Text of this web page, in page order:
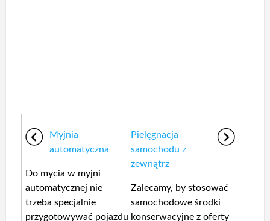
Myjnia
automatyczna
Do mycia w myjni
automatycznej nie
trzeba specjalnie
przygotowywać pojazdu
Pielęgnacja
samochodu z
zewnątrz
Zalecamy, by stosować
samochodowe środki
konserwacyjne z oferty